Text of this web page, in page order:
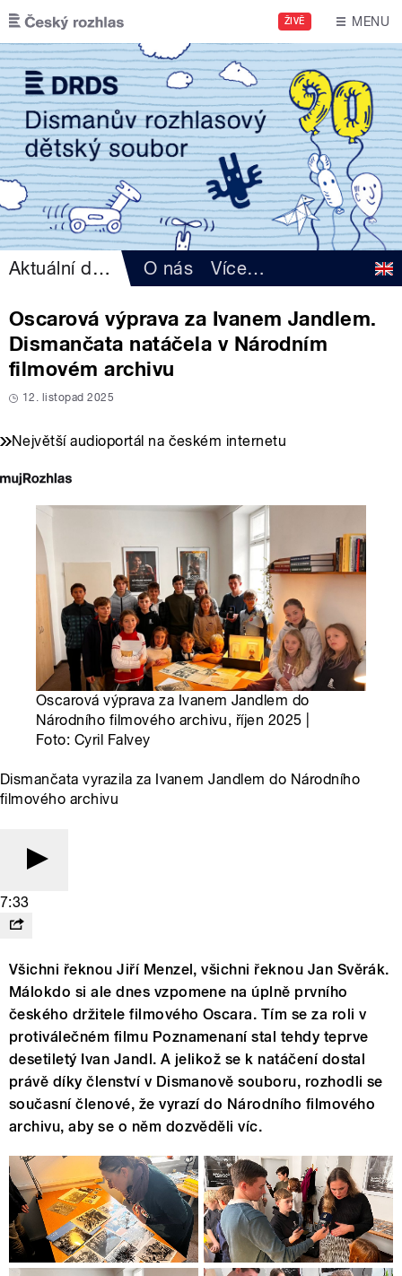
Přejít k hlavnímu obsahu
ŽIVĚ MENU
Aktuální dění O nás Více…
Oscarová výprava za Ivanem Jandlem.
Dismančata natáčela v Národním
filmovém archivu
12. listopad 2025
Největší audioportál na českém internetu
Oscarová výprava za Ivanem Jandlem do
Národního filmového archivu, říjen 2025 |
Foto: Cyril Falvey
Dismančata vyrazila za Ivanem Jandlem do Národního
filmového archivu
7:33
Všichni řeknou Jiří Menzel, všichni řeknou Jan Svěrák.
Málokdo si ale dnes vzpomene na úplně prvního
českého držitele filmového Oscara. Tím se za roli v
protiválečném filmu Poznamenaní stal tehdy teprve
desetiletý Ivan Jandl. A jelikož se k natáčení dostal
právě díky členství v Dismanově souboru, rozhodli se
současní členové, že vyrazí do Národního filmového
archivu, aby se o něm dozvěděli víc.